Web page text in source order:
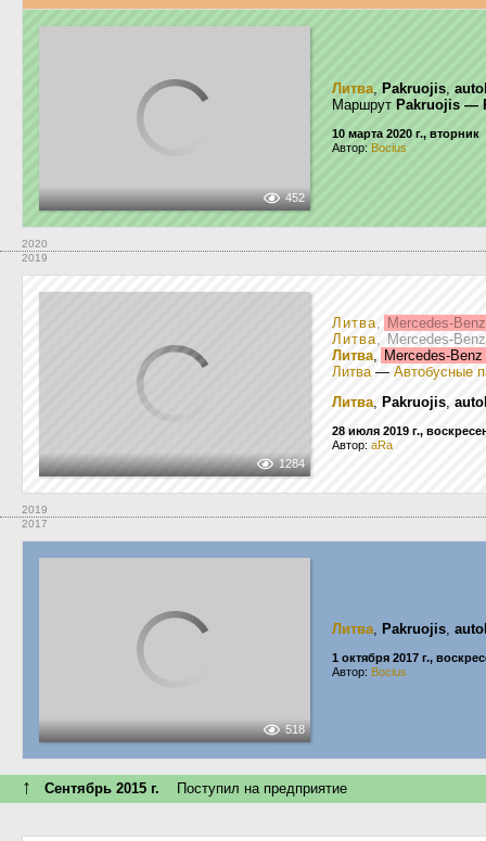
452
Литва, Pakruojis,
Маршрут Pakruojis —
10 марта 2020 г., вторник
Автор: Bocius
2020
2019
1284
Литва, Mercedes-
Литва, Mercedes-
Литва, Mercedes-
Литва— Автобусные
Литва, Pakruojis,
28 июля 2019 г.,
Автор: aRa
2019
2017
518
Литва, Pakruojis,
1 октября 2017 г.,
Автор: Bocius
↑ Сентябрь 2015 г. Поступил на предприятие